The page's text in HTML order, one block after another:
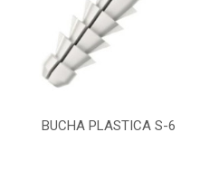
BUCHA PLASTICA S-6